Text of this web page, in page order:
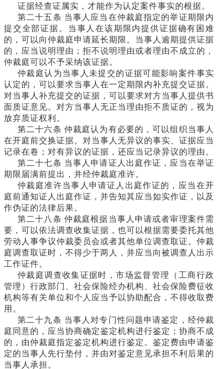
证据经查证属实，才能作为认定案件事实的根据。
第二十五条 当事人应当在仲裁庭指定的举证期限内
提交全部证据。当事人在该期限内提供证据确有困难
的，可以向仲裁庭申请延长期限。当事人逾期提供证据
的，应当说明理由；拒不说明理由或者理由不成立的，
仲裁庭可以不予采纳该证据。
仲裁庭认为当事人未提交的证据可能影响案件事实
认定的，可以要求当事人在一定期限内补充提交证据。
对当事人补充提交的证据，可以要求对方当事人提供书
面质证意见。对方当事人无正当理由拒不质证的，视为
放弃质证权利。
第二十六条 仲裁庭认为有必要的，可以组织当事人
在开庭前交换证据。对当事人无异议的事实、证据应当
记录在卷；对有异议的证据，还应当记录异议的理由。
第二十七条 当事人申请证人出庭作证，应当在举证
期限届满前提出，并经仲裁庭准许。
仲裁庭准许当事人申请证人出庭作证的，应当在开
庭前通知证人出庭作证，并告知其应当如实作证，以及
作伪证的法律后果。
第二十八条 仲裁庭根据当事人申请或者审理案件需
要，可以依法调查收集证据，也可以根据需要委托其他
劳动人事争议仲裁委员会或者其他单位调查取证。仲裁
庭调查取证时，不得少于两人，并应当向被调查人出示
工作证件。
仲裁庭调查收集证据时，市场监督管理（工商行政
管理）行政部门、社会保险经办机构、社会保险费征收
机构等有关单位和个人应当予以协助配合，不得收取费
用。
第二十九条 当事人对专门性问题申请鉴定，经仲裁
庭同意的，应当协商确定鉴定机构进行鉴定；协商不成
的，由仲裁庭指定鉴定机构进行鉴定。鉴定费由申请鉴
定的当事人先行垫付，并由对鉴定意见承担不利后果的
当事人承担。